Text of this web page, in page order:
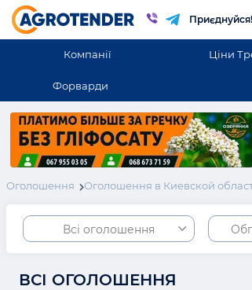
Приєднуйся!
Компанії Ціни
Форварди
Оголошення Оголошення в Киевской
Всі оголошення
ВСІ ОГОЛОШЕННЯ